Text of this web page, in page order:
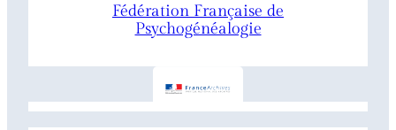
Fédération Française de
Psychogénéalogie